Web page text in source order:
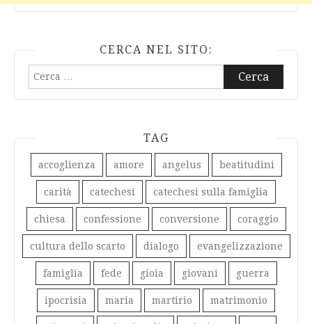
CERCA NEL SITO:
Ricerca
per:
TAG
accoglienza amore angelus beatitudini
carità catechesi catechesi sulla famiglia
chiesa confessione conversione coraggio
cultura dello scarto dialogo evangelizzazione
famiglia fede gioia giovani guerra
ipocrisia maria martirio matrimonio